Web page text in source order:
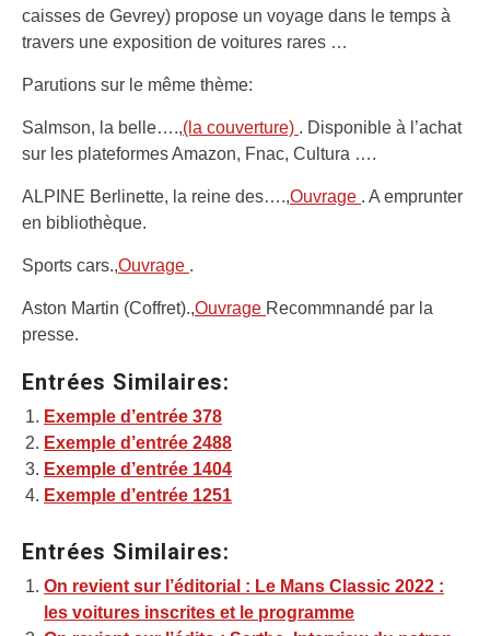
caisses de Gevrey) propose un voyage dans le temps à
travers une exposition de voitures rares …
Parutions sur le même thème:
Salmson, la belle….,(la couverture) . Disponible à l’achat
sur les plateformes Amazon, Fnac, Cultura ….
ALPINE Berlinette, la reine des….,Ouvrage . A emprunter
en bibliothèque.
Sports cars.,Ouvrage .
Aston Martin (Coffret).,Ouvrage Recommnandé par la
presse.
Entrées Similaires:
Exemple d’entrée 378
Exemple d’entrée 2488
Exemple d’entrée 1404
Exemple d’entrée 1251
Entrées Similaires:
On revient sur l’éditorial : Le Mans Classic 2022 :
les voitures inscrites et le programme